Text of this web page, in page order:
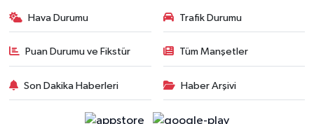
Hava Durumu Trafik Durumu
Puan Durumu ve Fikstür Tüm Manşetler
Son Dakika Haberleri Haber Arşivi